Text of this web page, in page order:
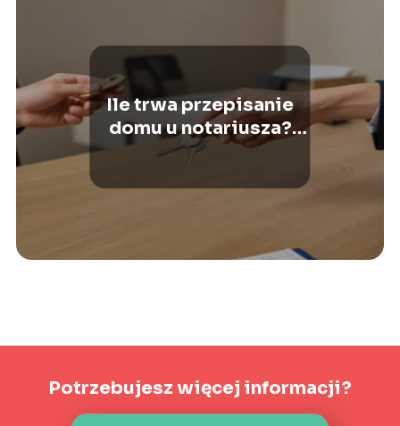
Ile trwa przepisanie
domu u notariusza?
Wszystko, co musisz
Potrzebujesz więcej informacji?